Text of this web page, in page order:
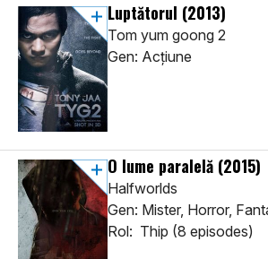
Luptătorul (2013)
Tom yum goong 2
Gen: Acţiune
O lume paralelă (2015)
Halfworlds
Gen: Mister, Horror,
Rol: Thip (8 episodes)